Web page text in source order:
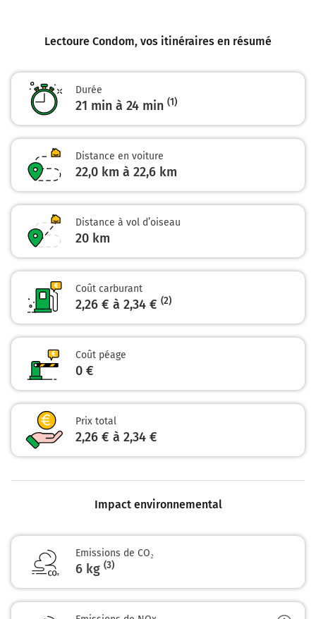
Lectoure Condom, vos itinéraires en résumé
Durée
21 min à 24 min (1)
Distance en voiture
22,0 km à 22,6 km
Distance à vol d’oiseau
20 km
Coût carburant
2,26 € à 2,34 € (2)
Coût péage
0 €
Prix total
2,26 € à 2,34 €
Impact environnemental
Emissions de CO₂
6 kg (3)